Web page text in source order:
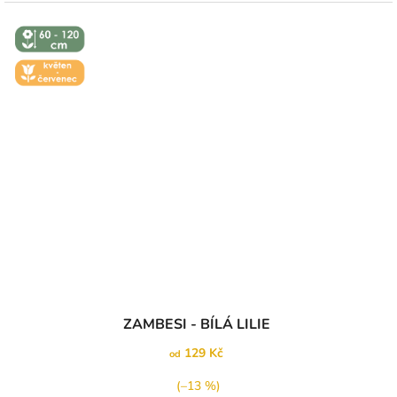
↕️ VÝŠKA 60
- 120 CM
🌼 KVĚT -
ČERVEN
ZAMBESI - BÍLÁ LILIE
od 129 Kč
(–13 %)